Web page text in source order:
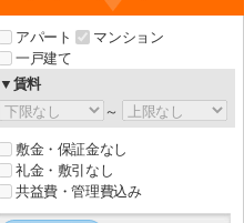
アパート
マンション
一戸建て
▼賃料
～
敷金・保証金なし
礼金・敷引なし
共益費・管理費込み